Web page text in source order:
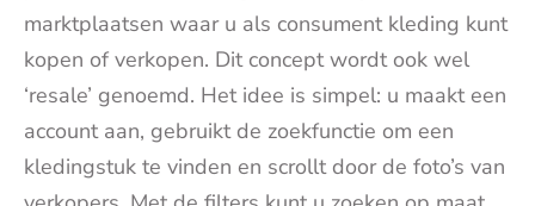
marktplaatsen waar u als consument kleding kunt
kopen of verkopen. Dit concept wordt ook wel
‘resale’ genoemd. Het idee is simpel: u maakt een
account aan, gebruikt de zoekfunctie om een
kledingstuk te vinden en scrollt door de foto’s van